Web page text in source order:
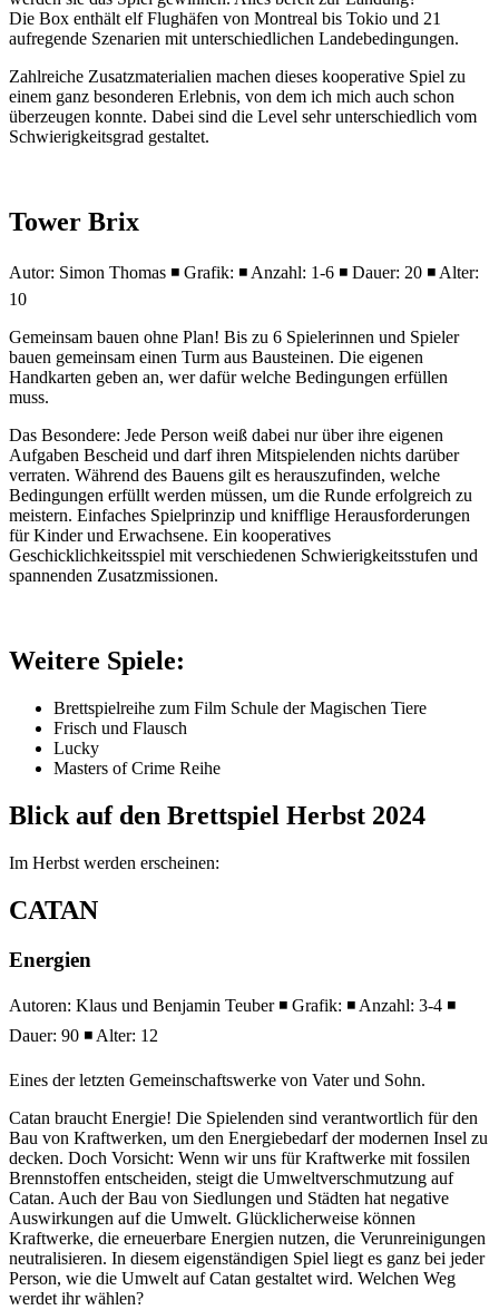
Die Box enthält elf Flughäfen von Montreal bis Tokio und 21
aufregende Szenarien mit unterschiedlichen Landebedingungen.
Zahlreiche Zusatzmaterialien machen dieses kooperative Spiel zu
einem ganz besonderen Erlebnis, von dem ich mich auch schon
überzeugen konnte. Dabei sind die Level sehr unterschiedlich vom
Schwierigkeitsgrad gestaltet.
Tower Brix
Autor: Simon Thomas ◾ Grafik: ◾ Anzahl: 1-6 ◾ Dauer: 20 ◾ Alter:
10
Gemeinsam bauen ohne Plan! Bis zu 6 Spielerinnen und Spieler
bauen gemeinsam einen Turm aus Bausteinen. Die eigenen
Handkarten geben an, wer dafür welche Bedingungen erfüllen
muss.
Das Besondere: Jede Person weiß dabei nur über ihre eigenen
Aufgaben Bescheid und darf ihren Mitspielenden nichts darüber
verraten. Während des Bauens gilt es herauszufinden, welche
Bedingungen erfüllt werden müssen, um die Runde erfolgreich zu
meistern. Einfaches Spielprinzip und knifflige Herausforderungen
für Kinder und Erwachsene. Ein kooperatives
Geschicklichkeitsspiel mit verschiedenen Schwierigkeitsstufen und
spannenden Zusatzmissionen.
Weitere Spiele:
Brettspielreihe zum Film Schule der Magischen Tiere
Frisch und Flausch
Lucky
Masters of Crime Reihe
Blick auf den Brettspiel Herbst 2024
Im Herbst werden erscheinen:
CATAN
Energien
Autoren: Klaus und Benjamin Teuber ◾ Grafik: ◾ Anzahl: 3-4 ◾
Dauer: 90 ◾ Alter: 12
Eines der letzten Gemeinschaftswerke von Vater und Sohn.
Catan braucht Energie! Die Spielenden sind verantwortlich für den
Bau von Kraftwerken, um den Energiebedarf der modernen Insel zu
decken. Doch Vorsicht: Wenn wir uns für Kraftwerke mit fossilen
Brennstoffen entscheiden, steigt die Umweltverschmutzung auf
Catan. Auch der Bau von Siedlungen und Städten hat negative
Auswirkungen auf die Umwelt. Glücklicherweise können
Kraftwerke, die erneuerbare Energien nutzen, die Verunreinigungen
neutralisieren. In diesem eigenständigen Spiel liegt es ganz bei jeder
Person, wie die Umwelt auf Catan gestaltet wird. Welchen Weg
werdet ihr wählen?